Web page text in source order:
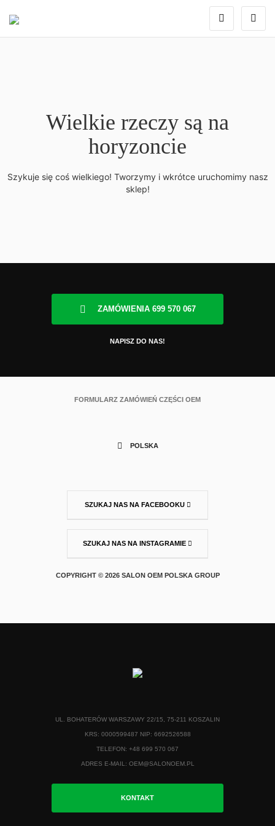
Wielkie rzeczy są na
horyzoncie
Szykuje się coś wielkiego! Tworzymy i wkrótce uruchomimy nasz
sklep!
ZAMÓWIENIA 699 570 067
NAPISZ DO NAS!
FORMULARZ ZAMÓWIEŃ CZĘŚCI OEM
POLSKA
SZUKAJ NAS NA FACEBOOKU
SZUKAJ NAS NA INSTAGRAMIE
COPYRIGHT © 2026 SALON OEM POLSKA GROUP
UL. BOHATERÓW WARSZAWY 22/15, 75-211 KOSZALIN
KRS: 0000599487 NIP: 6692526588
TELEFON: +48 699 570 067
ADRES E-MAIL: OEM@SALONOEM.PL
KONTAKT